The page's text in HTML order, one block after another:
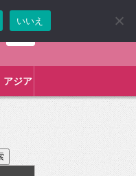
アジア
いいえ